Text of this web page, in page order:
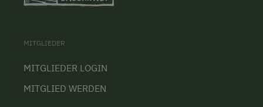
MITGLIEDER
MITGLIEDER LOGIN
MITGLIED WERDEN